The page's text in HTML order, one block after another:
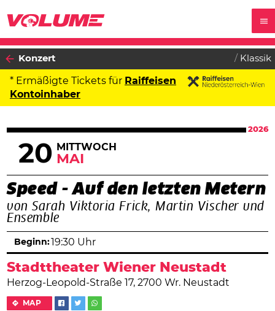
Konzert Klassik
* Ermäßigte Tickets für Raiffeisen
Kontoinhaber
2026
20 MITTWOCH
MAI
Speed - Auf den letzten Metern
von Sarah Viktoria Frick, Martin Vischer und
Ensemble
Stadttheater Wiener Neustadt
Herzog-Leopold-Straße 17, 2700 Wr. Neustadt
MAP
Beginn: 19:30 Uhr